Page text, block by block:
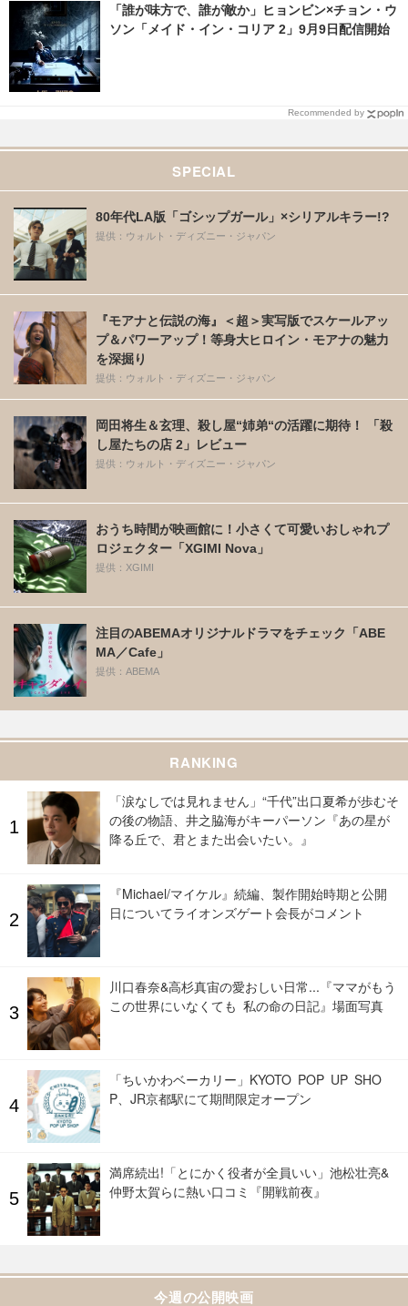
「誰が味方で、誰が敵か」ヒョンビン×チョン・ウ
ソン「メイド・イン・コリア 2」9月9日配信開始
Recommended by
SPECIAL
80年代LA版「ゴシップガール」×シリアルキラー!?
提供：ウォルト・ディズニー・ジャパン
『モアナと伝説の海』＜超＞実写版でスケールアッ
プ＆パワーアップ！等身大ヒロイン・モアナの魅力
を深掘り
提供：ウォルト・ディズニー・ジャパン
岡田将生＆玄理、殺し屋“姉弟“の活躍に期待！ 「殺
し屋たちの店 2」レビュー
提供：ウォルト・ディズニー・ジャパン
おうち時間が映画館に！小さくて可愛いおしゃれプ
ロジェクター「XGIMI Nova」
提供：XGIMI
注目のABEMAオリジナルドラマをチェック「ABE
MA／Cafe」
提供：ABEMA
RANKING
「涙なしでは見れません」“千代”出口夏希が歩むそ
の後の物語、井之脇海がキーパーソン『あの星が
降る丘で、君とまた出会いたい。』
『Michael/マイケル』続編、製作開始時期と公開
日についてライオンズゲート会長がコメント
川口春奈&高杉真宙の愛おしい日常...『ママがもう
この世界にいなくても 私の命の日記』場面写真
「ちいかわベーカリー」KYOTO POP UP SHO
P、JR京都駅にて期間限定オープン
満席続出!「とにかく役者が全員いい」池松壮亮&
仲野太賀らに熱い口コミ『開戦前夜』
今週の公開映画